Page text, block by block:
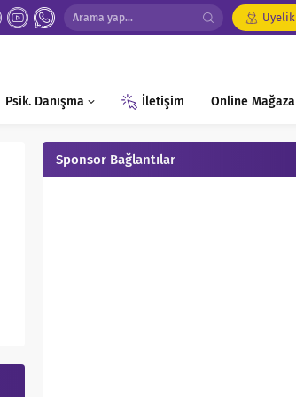
Üyelik
Psik. Danışma İletişim Online Mağaza
Sponsor Bağlantılar